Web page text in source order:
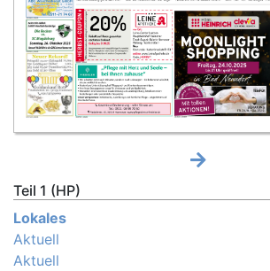
Teil 1 (HP)
Lokales
Aktuell
Aktuell